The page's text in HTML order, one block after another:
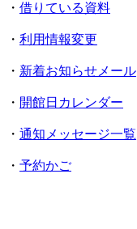
・ 借りている資料
・ 利用情報変更
・ 新着お知らせメール
・ 開館日カレンダー
・ 通知メッセージ一覧
・ 予約かご